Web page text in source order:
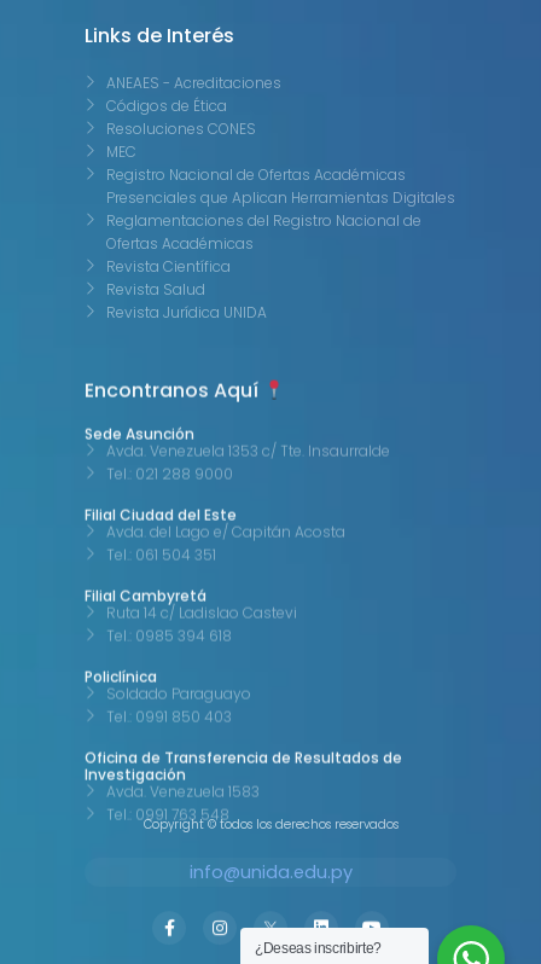
Links de Interés
ANEAES - Acreditaciones
Códigos de Ética
Resoluciones CONES
MEC
Registro Nacional de Ofertas Académicas
Presenciales que Aplican Herramientas Digitales
Reglamentaciones del Registro Nacional de
Ofertas Académicas
Revista Científica
Revista Salud
Revista Jurídica UNIDA
Sede Asunción
Tel.: 021 288 9000
Filial Ciudad del Este
Tel.: 061 504 351
Filial Cambyretá
Tel.: 0985 394 618
Policlínica
Tel.: 0991 850 403
Oficina de Transferencia de Resultados de
Avda. Venezuela 1583
Tel.: 0991 763 548
Copyright © todos los derechos reservados
info@unida.edu.py
F
a
I
n
L
i
n
Y
o
u
¿Deseas inscribirte?